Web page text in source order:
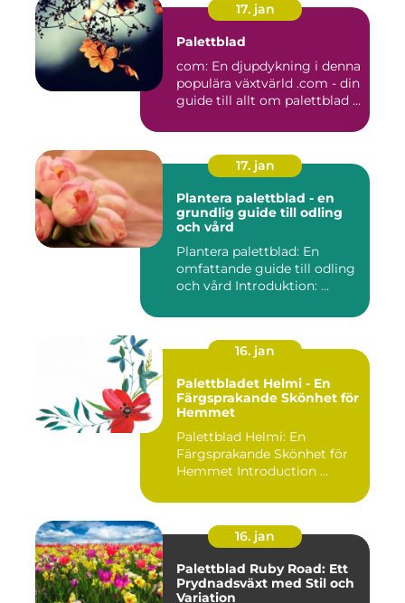
17. jan
Palettblad
com: En djupdykning i denna
populära växtvärld .com - din
guide till allt om palettblad ...
17. jan
Plantera palettblad - en
grundlig guide till odling
och vård
Plantera palettblad: En
omfattande guide till odling
och vård Introduktion: ...
16. jan
Palettbladet Helmi - En
Färgsprakande Skönhet för
Hemmet
Palettblad Helmi: En
Färgsprakande Skönhet för
Hemmet Introduction ...
16. jan
Palettblad Ruby Road: Ett
Prydnadsväxt med Stil och
Variation